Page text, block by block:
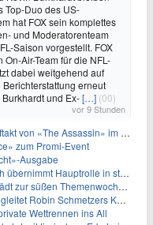
Top-Duo des US-
hat FOX sein komplettes
und Moderatorenteam
Saison vorgestellt. FOX
On-Air-Team für die NFL-
dabei weitgehend auf
erneut
und Ex-[…] (00)
vor 9 Stunden
«The Assassin» im Fernsehen
zum Promi-Event
Ausgabe
in starbesetzter schwarzer Komödie
zur süßen Themenwoche ein
Kampf gegen eine seltene Krankheit
Wettrennen ins All